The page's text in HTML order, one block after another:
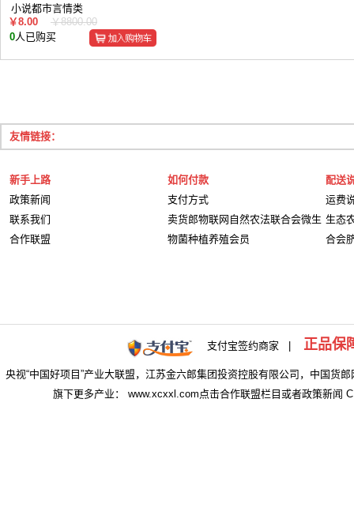
小说都市言情类
￥8.00
￥8800.00
0人已购买
友情链接：
新手上路
政策新闻
联系我们
合作联盟
如何付款
支付方式
卖货郎物联网自然农法联合会微生
物菌种植养殖会员
配送
运费
生态
合会
支付宝签约商家 | 正品保
央视“中国好项目”产业大联盟，江苏金六郎集团投资控股有限公司，中国货
旗下更多产业： www.xcxxl.com点击合作联盟栏目或者政策新闻